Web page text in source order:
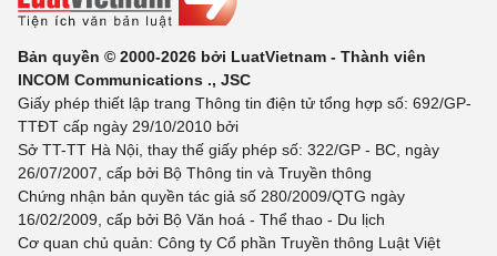
Bản quyền © 2000-2026 bởi LuatVietnam - Thành viên
INCOM Communications ., JSC
Giấy phép thiết lập trang Thông tin điện tử tổng hợp số: 692/GP-
TTĐT cấp ngày 29/10/2010 bởi
Sở TT-TT Hà Nội, thay thế giấy phép số: 322/GP - BC, ngày
26/07/2007, cấp bởi Bộ Thông tin và Truyền thông
Chứng nhận bản quyền tác giả số 280/2009/QTG ngày
16/02/2009, cấp bởi Bộ Văn hoá - Thể thao - Du lịch
Cơ quan chủ quản: Công ty Cổ phần Truyền thông Luật Việt